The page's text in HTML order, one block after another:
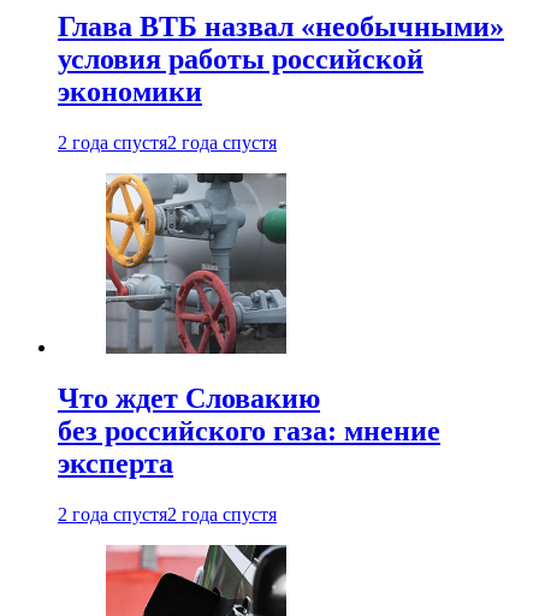
Глава ВТБ назвал «необычными»
условия работы российской
экономики
2 года спустя2 года спустя
Что ждет Словакию
без российского газа: мнение
эксперта
2 года спустя2 года спустя